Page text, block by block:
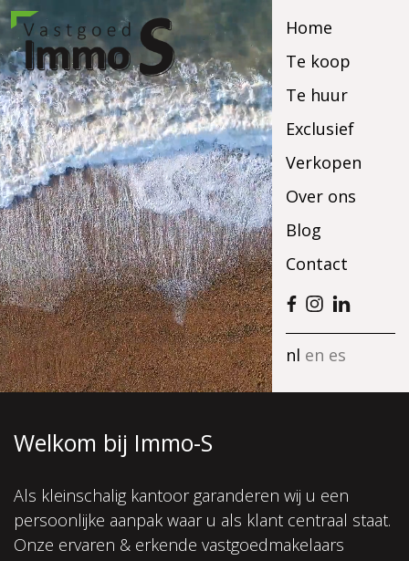
Home
Te koop
Te huur
Exclusief
Verkopen
Over ons
Blog
Contact
nl en es
Welkom bij Immo-S
Als kleinschalig kantoor garanderen wij u een
persoonlijke aanpak waar u als klant centraal staat.
Onze ervaren & erkende vastgoedmakelaars